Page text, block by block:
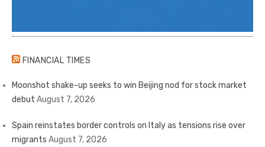
FINANCIAL TIMES
Moonshot shake-up seeks to win Beijing nod for stock market
debut August 7, 2026
Spain reinstates border controls on Italy as tensions rise over
migrants August 7, 2026